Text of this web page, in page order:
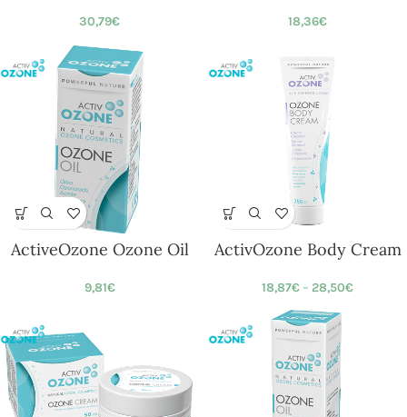
30,79€ 18,36€
ActiveOzone Ozone Oil
9,81€
ActivOzone Body Cream
18,87€ – 28,50€